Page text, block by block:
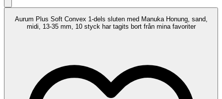
Aurum Plus Soft Convex 1-dels sluten med Manuka Honung, sand,
midi, 13-35 mm, 10 styck har tagits bort från mina favoriter